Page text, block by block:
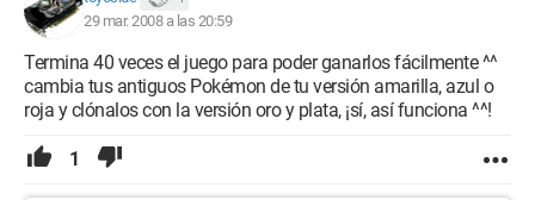
29 mar. 2008 a las 20:59
Termina 40 veces el juego para poder ganarlos fácilmente ^^
cambia tus antiguos Pokémon de tu versión amarilla, azul o
roja y clónalos con la versión oro y plata, ¡sí, así funciona ^^!
1